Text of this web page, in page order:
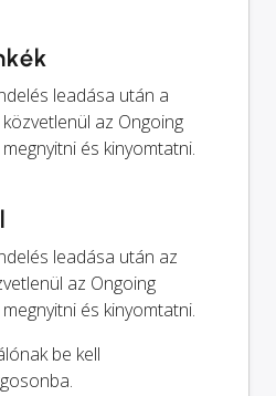
leadása után a
az Ongoing
és kinyomtatni.
leadása után az
az Ongoing
és kinyomtatni.
be kell